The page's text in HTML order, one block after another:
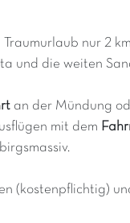
nur 2
und die weiten
an der Mündung
mit dem
(kostenpflichtig)